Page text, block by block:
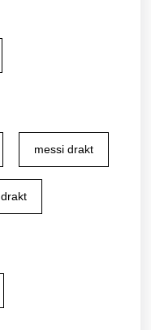
messi drakt